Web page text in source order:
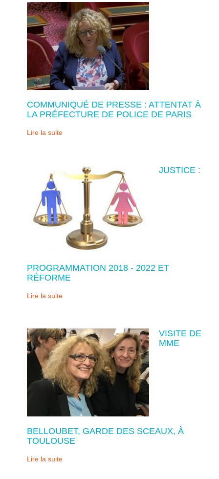
COMMUNIQUÉ DE PRESSE : ATTENTAT À
LA PRÉFECTURE DE POLICE DE PARIS
Lire la suite
JUSTICE :
PROGRAMMATION 2018 - 2022 ET
RÉFORME
Lire la suite
VISITE DE
MME
BELLOUBET, GARDE DES SCEAUX, À
TOULOUSE
Lire la suite